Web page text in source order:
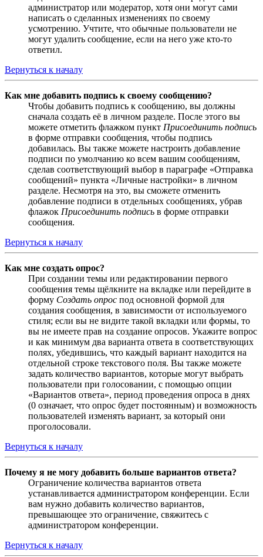
администратор или модератор, хотя они могут сами
написать о сделанных изменениях по своему
усмотрению. Учтите, что обычные пользователи не
могут удалить сообщение, если на него уже кто-то
ответил.
Вернуться к началу
Как мне добавить подпись к своему сообщению?
Чтобы добавить подпись к сообщению, вы должны
сначала создать её в личном разделе. После этого вы
можете отметить флажком пункт Присоединить подпись
в форме отправки сообщения, чтобы подпись
добавилась. Вы также можете настроить добавление
подписи по умолчанию ко всем вашим сообщениям,
сделав соответствующий выбор в параграфе «Отправка
сообщений» пункта «Личные настройки» в личном
разделе. Несмотря на это, вы сможете отменить
добавление подписи в отдельных сообщениях, убрав
флажок Присоединить подпись в форме отправки
сообщения.
Вернуться к началу
Как мне создать опрос?
При создании темы или редактировании первого
сообщения темы щёлкните на вкладке или перейдите в
форму Создать опрос под основной формой для
создания сообщения, в зависимости от используемого
стиля; если вы не видите такой вкладки или формы, то
вы не имеете прав на создание опросов. Укажите вопрос
и как минимум два варианта ответа в соответствующих
полях, убедившись, что каждый вариант находится на
отдельной строке текстового поля. Вы также можете
задать количество вариантов, которые могут выбрать
пользователи при голосовании, с помощью опции
«Вариантов ответа», период проведения опроса в днях
(0 означает, что опрос будет постоянным) и возможность
пользователей изменять вариант, за который они
проголосовали.
Вернуться к началу
Почему я не могу добавить больше вариантов ответа?
Ограничение количества вариантов ответа
устанавливается администратором конференции. Если
вам нужно добавить количество вариантов,
превышающее это ограничение, свяжитесь с
администратором конференции.
Вернуться к началу